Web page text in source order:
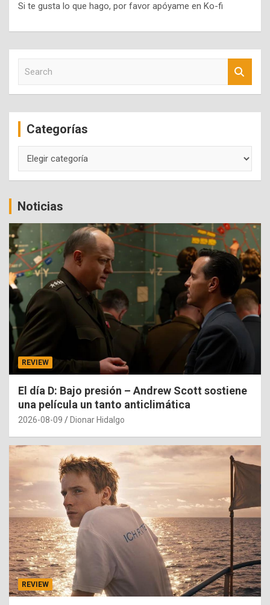
Si te gusta lo que hago, por favor apóyame en Ko-fi
c
Categorías
Noticias
REVIEW
El día D: Bajo presión – Andrew Scott sostiene
una película un tanto anticlimática
2026-08-09 Dionar Hidalgo
REVIEW